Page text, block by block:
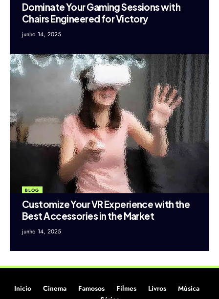
Dominate Your Gaming Sessions with
Chairs Engineered for Victory
junho 14, 2025
BLOG
Customize Your VR Experience with the
Best Accessories in the Market
junho 14, 2025
Inicio Cinema Famosos Filmes Livros
Música